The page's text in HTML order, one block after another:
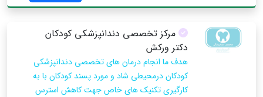
مرکز تخصصی دندانپزشکی کودکان
دکتر ورکش
هدف ما انجام درمان های تخصصی دندانپزشکی
کودکان درمحیطی شاد و مورد پسند کودکان با به
کارگیری تکنیک های خاص جهت کاهش استرس